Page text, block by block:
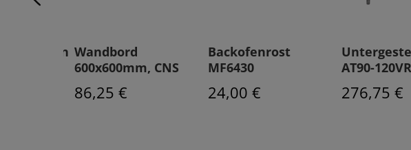
Wandbord
600x600mm, CNS
86,25 €
Backofenrost
MF6430
24,00 €
AT90-120VR
276,75 €